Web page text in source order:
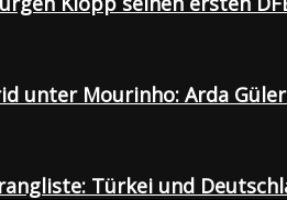
unter Mourinho: Arda
Türkei und